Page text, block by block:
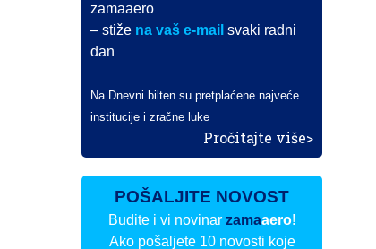
zamaaero
– stiže na vaš e-mail svaki radni
dan
Na Dnevni bilten su pretplaćene najveće
institucije i zračne luke
Pročitajte više>
POŠALJITE NOVOST
Budite i vi novinarzamaaero!
Ako pošaljete 10 novosti koje